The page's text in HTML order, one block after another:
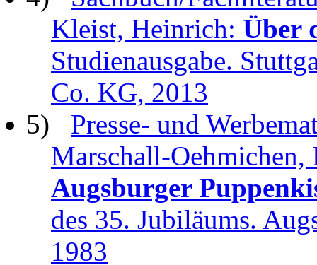
Kleist, Heinrich: Über
Studienausgabe.
Co. KG, 2013
5) Presse- und
Marschall-
Augsburger
des 35. Jubiläums.
1983